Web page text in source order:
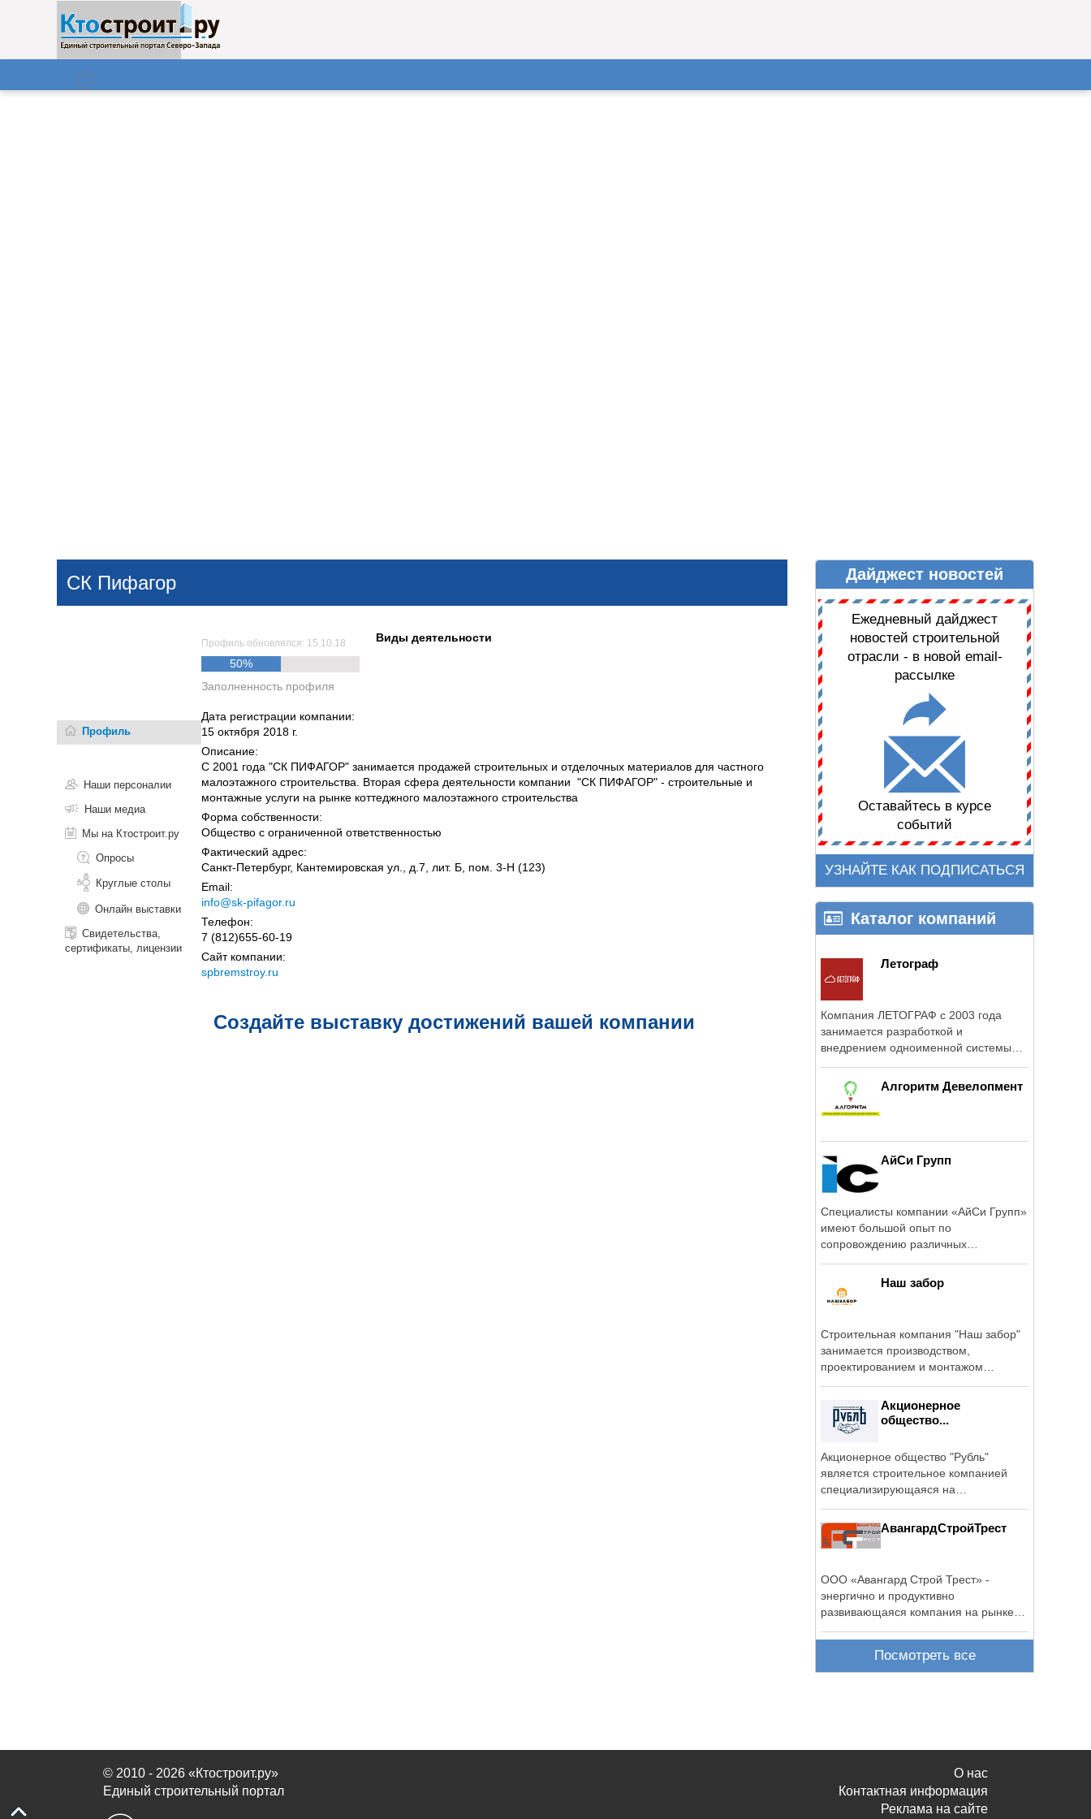
Поиск
НОВОСТИ ДАЙДЖЕСТ НОВОСТЕЙ
СК Пифагор
Профиль
Наши персоналии
Наши медиа
Мы на Ктостроит.ру
Опросы
Круглые столы
Онлайн выставки
Свидетельства,
сертификаты, лицензии
Профиль обновлялся: 15.10.18
50%
Заполненность профиля
Виды деятельности
Дата регистрации компании:
15 октября 2018 г.
Описание:
С 2001 года "СК ПИФАГОР" занимается продажей строительных и отделочных материалов для частного
малоэтажного строительства. Вторая сфера деятельности компании "СК ПИФАГОР" - строительные и
монтажные услуги на рынке коттеджного малоэтажного строительства
Форма собственности:
Общество с ограниченной ответственностью
Фактический адрес:
Санкт-Петербург, Кантемировская ул., д.7, лит. Б, пом. 3-Н (123)
Email:
info@sk-pifagor.ru
Телефон:
7 (812)655-60-19
Сайт компании:
spbremstroy.ru
Создайте выставку достижений вашей компании
Дайджест новостей
Ежедневный дайджест
новостей строительной
отрасли - в новой email-
рассылке
Оставайтесь в курсе
событий
УЗНАЙТЕ КАК ПОДПИСАТЬСЯ
Каталог компаний
Летограф
Компания ЛЕТОГРАФ с 2003 года
занимается разработкой и
внедрением одноименной системы
Алгоритм Девелопмент
АйСи Групп
Специалисты компании «АйСи Групп»
имеют большой опыт по
сопровождению различных
Наш забор
Строительная компания "Наш забор"
занимается производством,
проектированием и монтажом
Акционерное
общество...
Акционерное общество "Рубль"
является строительное компанией
специализирующаяся на
АвангардСтройТрест
ООО «Авангард Строй Трест» -
энергично и продуктивно
развивающаяся компания на рынке
Посмотреть все
© 2010 - 2026 «Ктостроит.ру»
Единый строительный портал
О нас
Контактная информация
Реклама на сайте